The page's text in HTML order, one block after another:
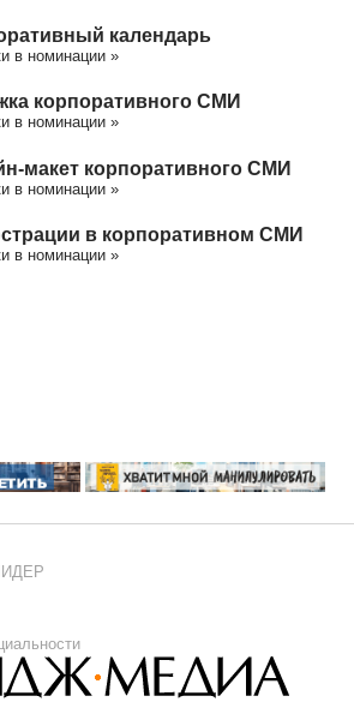
календарь
в номинации »
корпоративного СМИ
в номинации »
макет корпоративного СМИ
в номинации »
в корпоративном СМИ
в номинации »